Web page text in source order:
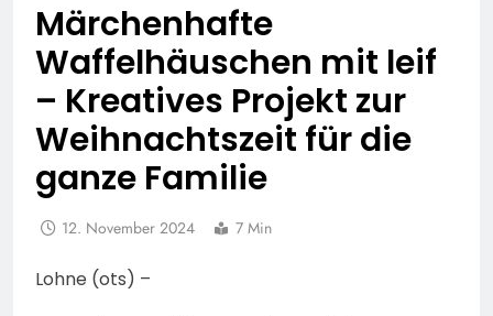
Märchenhafte
Waffelhäuschen mit leif
– Kreatives Projekt zur
Weihnachtszeit für die
ganze Familie
12. November 2024 7 Min
Lohne (ots) –